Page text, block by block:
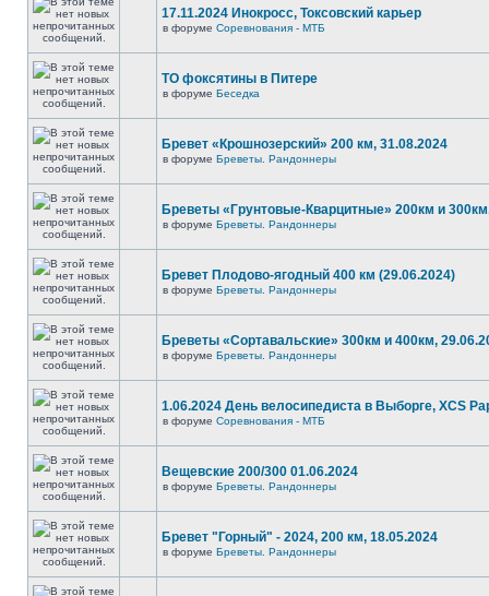
17.11.2024 Инокросс, Токсовский карьер
в форуме Соревнования - МТБ
ТО фоксятины в Питере
в форуме Беседка
Бревет «Крошнозерский» 200 км, 31.08.2024
в форуме Бреветы. Рандоннеры
Бреветы «Грунтовые-Кварцитные» 200км и
в форуме Бреветы. Рандоннеры
Бревет Плодово-ягодный 400 км (29.06.2024)
в форуме Бреветы. Рандоннеры
Бреветы «Сортавальские» 300км и 400км,
в форуме Бреветы. Рандоннеры
1.06.2024 День велосипедиста в Выборге, XCS
в форуме Соревнования - МТБ
Вещевские 200/300 01.06.2024
в форуме Бреветы. Рандоннеры
Бревет "Горный" - 2024, 200 км, 18.05.2024
в форуме Бреветы. Рандоннеры